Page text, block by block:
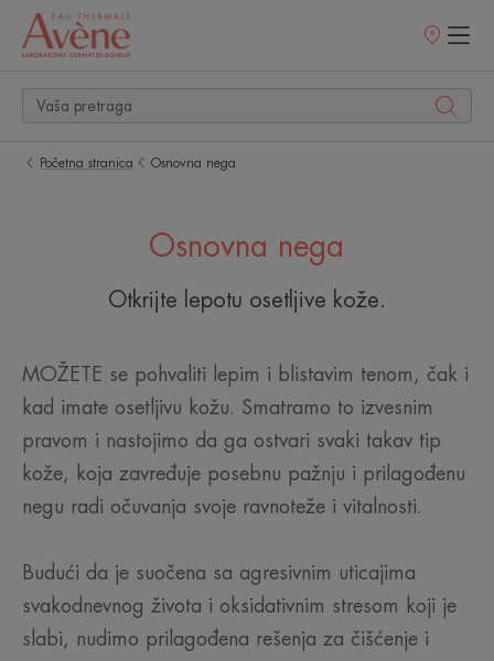
Prodajna
Početna stranica Osnovna nega
Osnovna nega
Otkrijte lepotu osetljive kože.
MOŽETE se pohvaliti lepim i blistavim tenom, čak i
kad imate osetljivu kožu. Smatramo to izvesnim
pravom i nastojimo da ga ostvari svaki takav tip
kože, koja zavređuje posebnu pažnju i prilagođenu
negu radi očuvanja svoje ravnoteže i vitalnosti.
Budući da je suočena sa agresivnim uticajima
svakodnevnog života i oksidativnim stresom koji je
slabi, nudimo prilagođena rešenja za čišćenje i